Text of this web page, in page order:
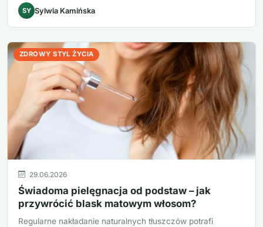
SY Sylwia Kamińska
ZDROWY STYL ŻYCIA
29.06.2026
Świadoma pielęgnacja od podstaw – jak
przywrócić blask matowym włosom?
Regularne nakładanie naturalnych tłuszczów potrafi